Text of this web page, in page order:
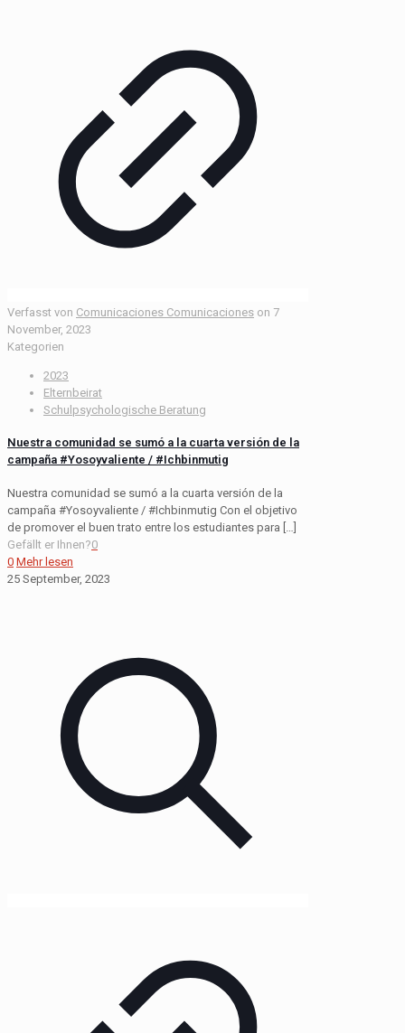
Verfasst von Comunicaciones Comunicaciones on 7
November, 2023
Kategorien
2023
Elternbeirat
Schulpsychologische Beratung
Nuestra comunidad se sumó a la cuarta versión de la
campaña #Yosoyvaliente / #Ichbinmutig
Nuestra comunidad se sumó a la cuarta versión de la
campaña #Yosoyvaliente / #Ichbinmutig Con el objetivo
de promover el buen trato entre los estudiantes para […]
Gefällt er Ihnen?0
0 Mehr lesen
25 September, 2023